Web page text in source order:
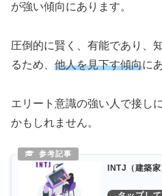
が強い傾向にあります。
圧倒的に賢く、有能であり、
るため、 他人を見下す傾向に
エリート意識の強い人で接し
かもしれません。
INTJ（建築